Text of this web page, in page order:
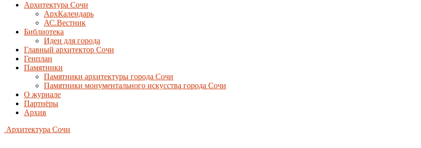
Архитектура Сочи
АрхКалендарь
АС.Вестник
Библиотека
Идеи для города
Главный архитектор Сочи
Генплан
Памятники
Памятники архитектуры города Сочи
Памятники монументального искусства города Сочи
О журнале
Партнёры
Архив
Архитектура Сочи